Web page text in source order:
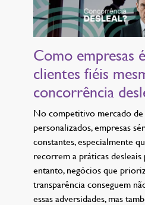
Como empresas
clientes fiéis
concorrência
No competitivo mercado de
personalizados, empresas
constantes, especialmente
recorrem a práticas
entanto, negócios que
transparência conseguem
essas adversidades, mas